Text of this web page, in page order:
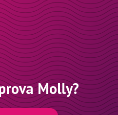
Molly?